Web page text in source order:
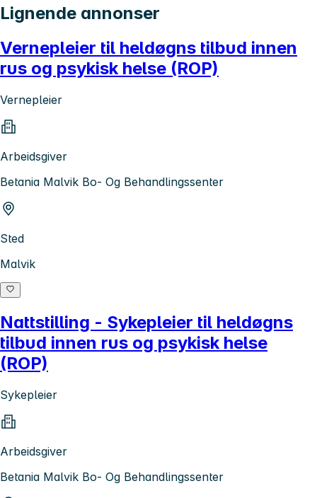
Lignende annonser
Vernepleier til heldøgns tilbud innen
rus og psykisk helse (ROP)
Vernepleier
Arbeidsgiver
Betania Malvik Bo- Og Behandlingssenter
Sted
Malvik
Nattstilling - Sykepleier til heldøgns
tilbud innen rus og psykisk helse
(ROP)
Sykepleier
Arbeidsgiver
Betania Malvik Bo- Og Behandlingssenter